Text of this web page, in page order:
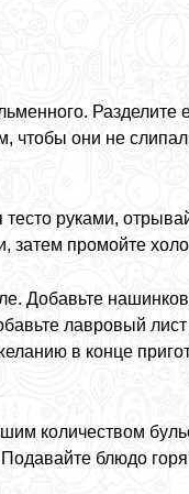
Разделите
чтобы они не
руками,
промойте
Добавьте
лавровый
в конце
количеством
блюдо